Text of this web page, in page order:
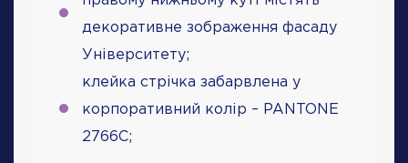
декоративне зображення фасаду
Університету;
клейка стрічка забарвлена у
корпоративний колір – PANTONE
2766C;